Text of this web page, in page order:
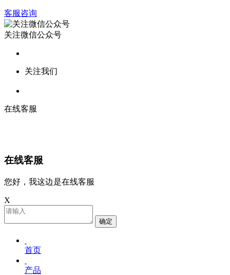
客服咨询
关注微信公众号
关注我们
在线客服
在线客服
您好，我这边是在线客服
X
确定
首页
产品